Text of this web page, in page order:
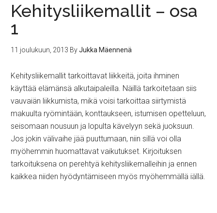
Kehitysliikemallit – osa
1
11 joulukuun, 2013 ByJukka Mäennenä
Kehitysliikemallit tarkoittavat liikkeitä, joita ihminen
käyttää elämänsä alkutaipaleilla. Näillä tarkoitetaan siis
vauvaiän liikkumista, mikä voisi tarkoittaa siirtymistä
makuulta ryömintään, konttaukseen, istumisen opetteluun,
seisomaan nousuun ja lopulta kävelyyn sekä juoksuun.
Jos jokin välivaihe jää puuttumaan, niin sillä voi olla
myöhemmin huomattavat vaikutukset. Kirjoituksen
tarkoituksena on perehtyä kehitysliikemalleihin ja ennen
kaikkea niiden hyödyntämiseen myös myöhemmällä iällä.